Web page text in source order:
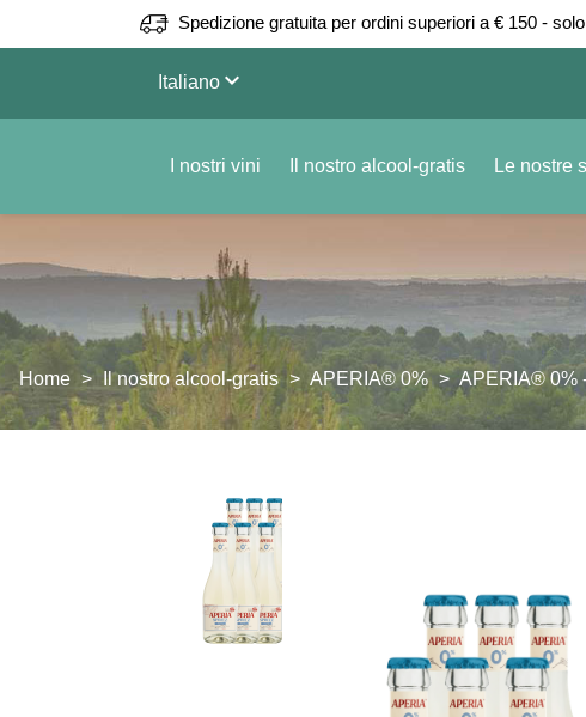
Spedizione gratuita per ordini superiori a € 150 -
Italianokeyboard_arrow_down
I nostri vini Il nostro alcool-gratis Le nostre
Home Il nostro alcool-gratis APERIA® 0% APERIA® 0%